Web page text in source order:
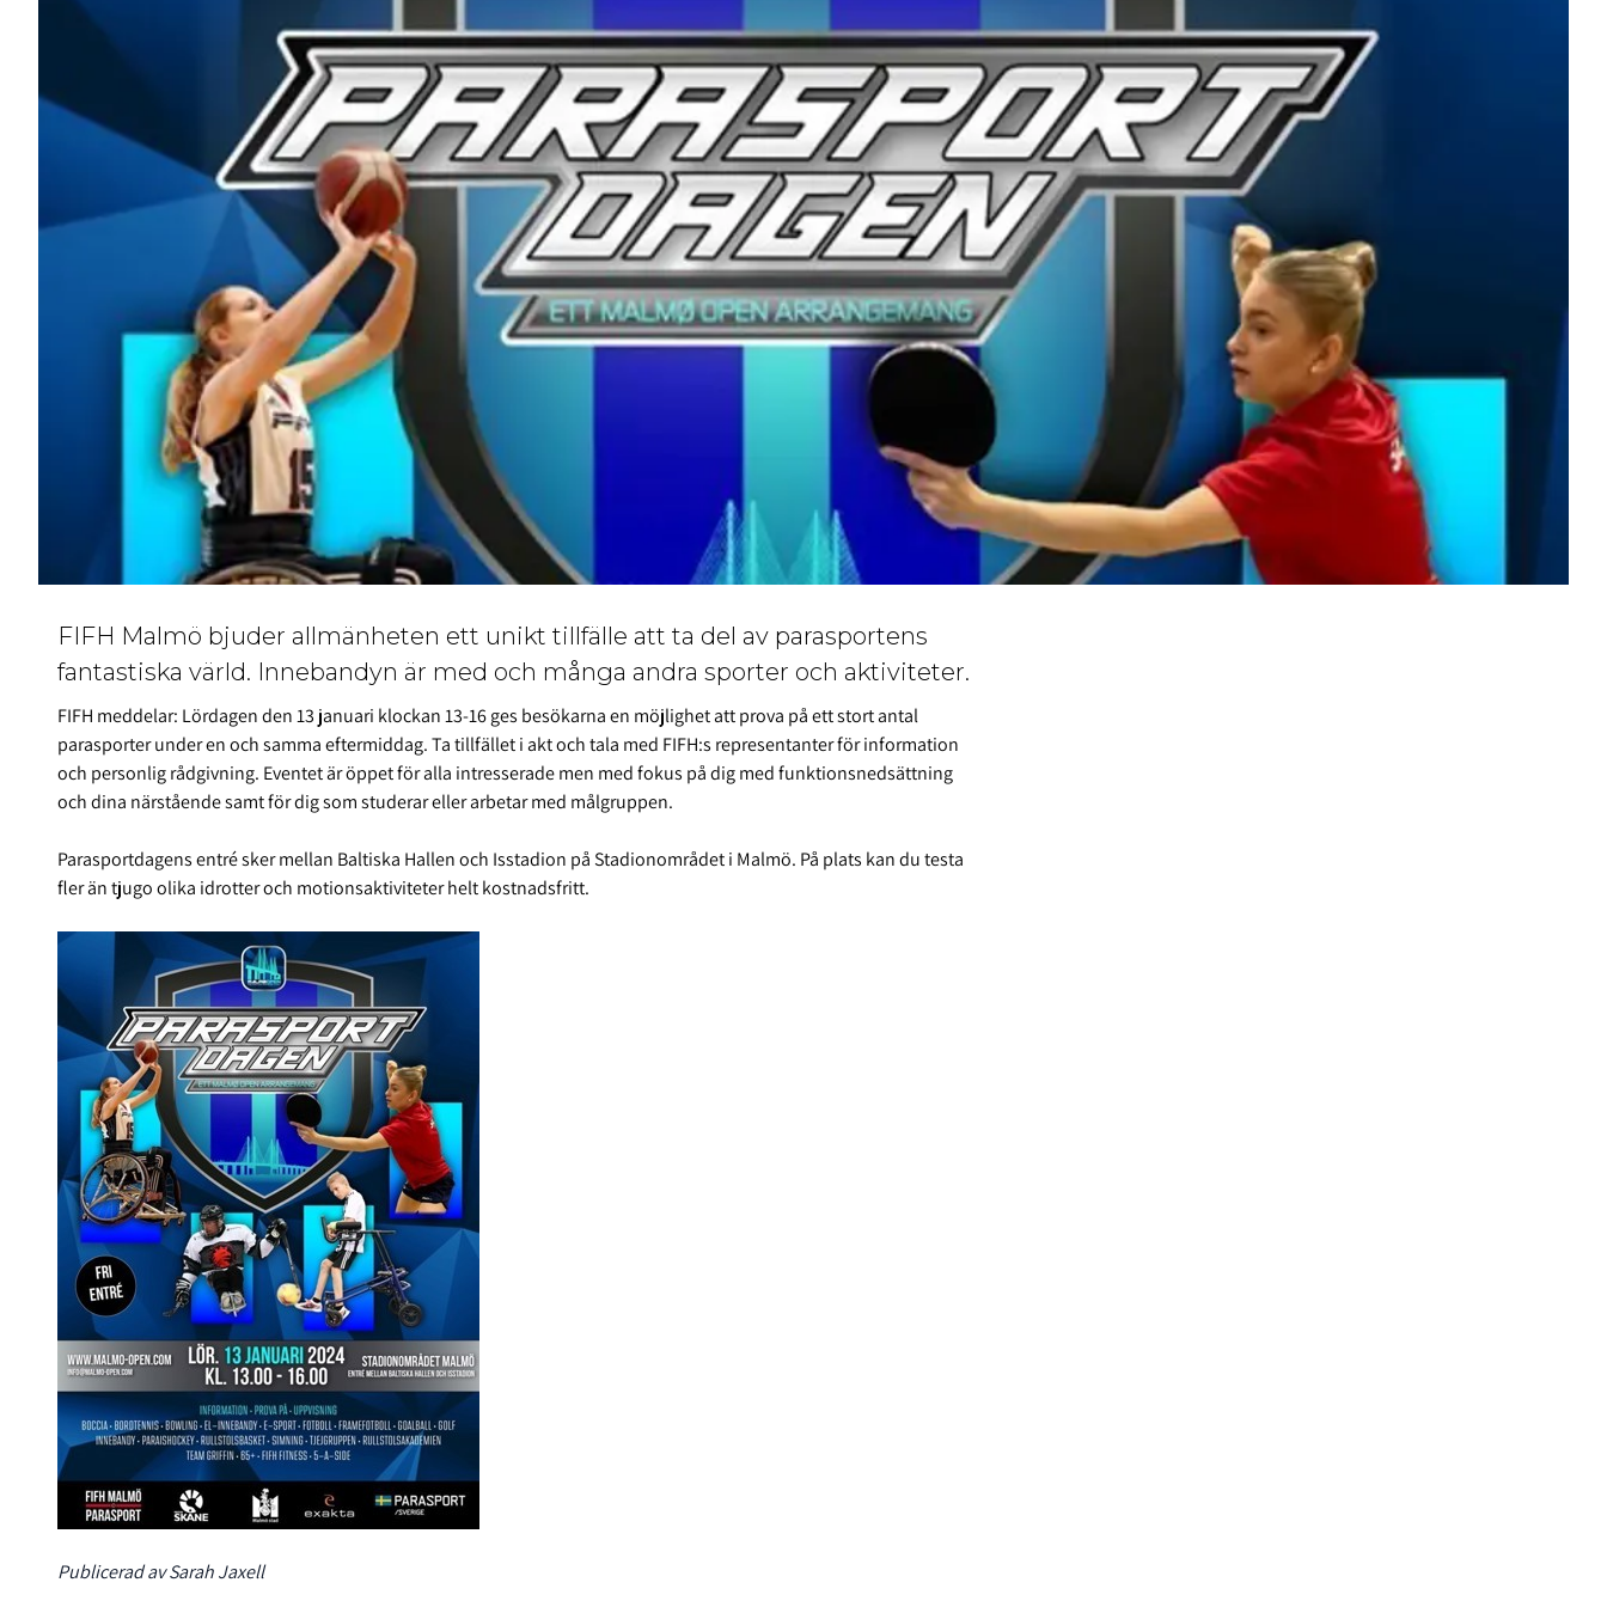
FIFH Malmö bjuder allmänheten ett unikt tillfälle att ta del av parasportens
fantastiska värld. Innebandyn är med och många andra sporter och aktiviteter.
FIFH meddelar: Lördagen den 13 januari klockan 13-16 ges besökarna en möjlighet att prova på ett stort antal
parasporter under en och samma eftermiddag. Ta tillfället i akt och tala med FIFH:s representanter för information
och personlig rådgivning. Eventet är öppet för alla intresserade men med fokus på dig med funktionsnedsättning
och dina närstående samt för dig som studerar eller arbetar med målgruppen.
Parasportdagens entré sker mellan Baltiska Hallen och Isstadion på Stadionområdet i Malmö. På plats kan du testa
fler än tjugo olika idrotter och motionsaktiviteter helt kostnadsfritt.
Publicerad av Sarah Jaxell